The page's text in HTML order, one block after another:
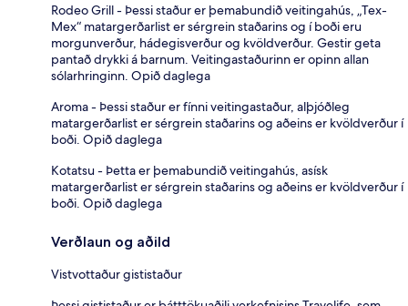
Rodeo Grill - Þessi staður er þemabundið veitingahús, „Tex-
Mex“ matargerðarlist er sérgrein staðarins og í boði eru
morgunverður, hádegisverður og kvöldverður. Gestir geta
pantað drykki á barnum. Veitingastaðurinn er opinn allan
sólarhringinn. Opið daglega
Aroma - Þessi staður er fínni veitingastaður, alþjóðleg
matargerðarlist er sérgrein staðarins og aðeins er kvöldverður í
boði. Opið daglega
Kotatsu - Þetta er þemabundið veitingahús, asísk
matargerðarlist er sérgrein staðarins og aðeins er kvöldverður í
boði. Opið daglega
Verðlaun og aðild
Vistvottaður gististaður